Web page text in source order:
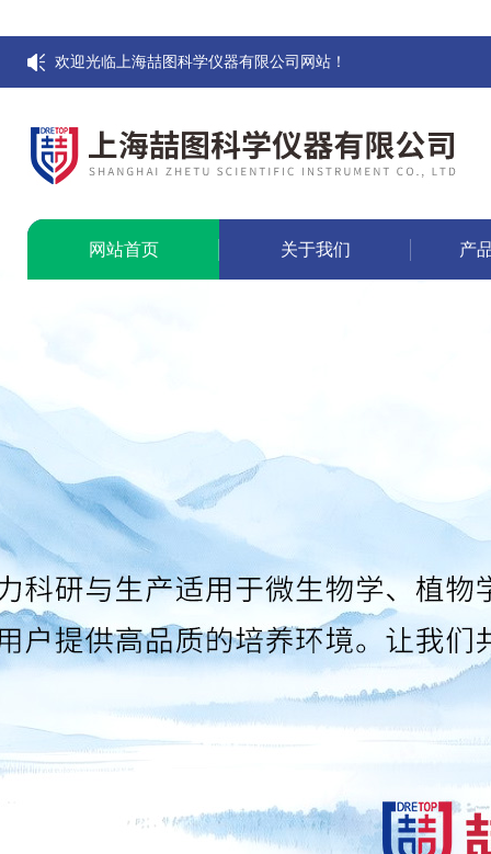
欢迎光临上海喆图科学仪器有限公司网站！
网站首页 关于我们 产